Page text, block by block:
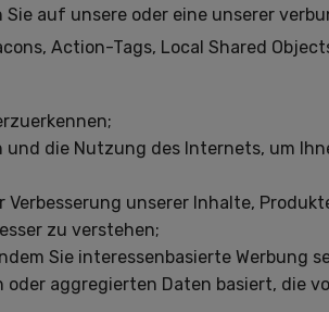
auf unsere oder eine unserer
Action-Tags, Local Shared
die Nutzung des Internets, um
unserer Inhalte,
zu verstehen;
Sie interessenbasierte Werbung
aggregierten Daten basiert, die